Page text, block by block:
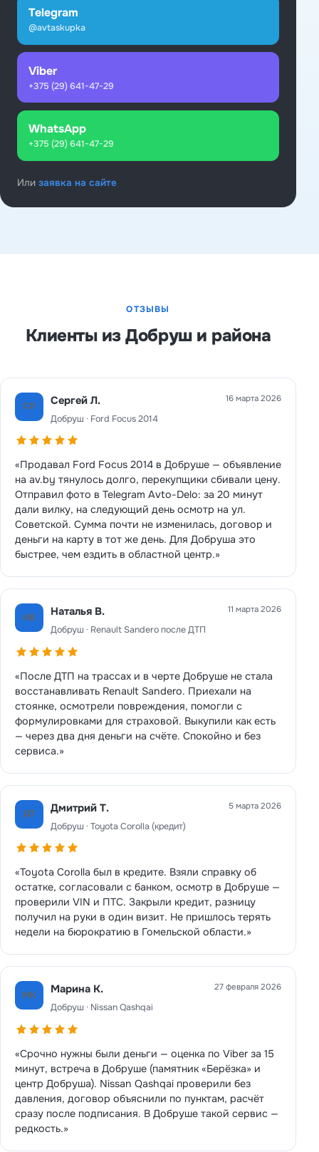
Telegram
@avtaskupka
Viber
+375 (29) 641-47-29
WhatsApp
+375 (29) 641-47-29
Или заявка на сайте
ОТЗЫВЫ
Клиенты из Добруш и района
СЛ Сергей Л.
Добруш · Ford Focus 2014
16 марта 2026
«Продавал Ford Focus 2014 в Добруше — объявление
на av.by тянулось долго, перекупщики сбивали цену.
Отправил фото в Telegram Avto-Delo: за 20 минут
дали вилку, на следующий день осмотр на ул.
Советской. Сумма почти не изменилась, договор и
деньги на карту в тот же день. Для Добруша это
быстрее, чем ездить в областной центр.»
НВ Наталья В.
Добруш · Renault Sandero после ДТП
11 марта 2026
«После ДТП на трассах и в черте Добруше не стала
восстанавливать Renault Sandero. Приехали на
стоянке, осмотрели повреждения, помогли с
формулировками для страховой. Выкупили как есть
— через два дня деньги на счёте. Спокойно и без
сервиса.»
ДТ Дмитрий Т.
Добруш · Toyota Corolla (кредит)
5 марта 2026
«Toyota Corolla был в кредите. Взяли справку об
остатке, согласовали с банком, осмотр в Добруше —
проверили VIN и ПТС. Закрыли кредит, разницу
получил на руки в один визит. Не пришлось терять
недели на бюрократию в Гомельской области.»
МК Марина К.
Добруш · Nissan Qashqai
27 февраля 2026
«Срочно нужны были деньги — оценка по Viber за 15
минут, встреча в Добруше (памятник «Берёзка» и
центр Добруша). Nissan Qashqai проверили без
давления, договор объяснили по пунктам, расчёт
сразу после подписания. В Добруше такой сервис —
редкость.»